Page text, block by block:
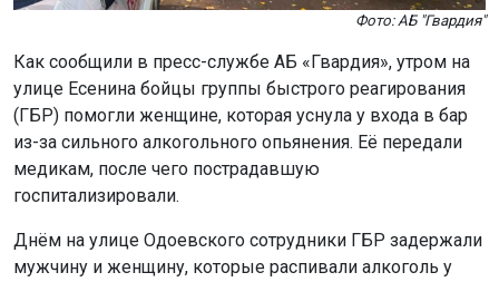
Фото: АБ "Гвардия"
Как сообщили в пресс-службе АБ «Гвардия», утром на
улице Есенина бойцы группы быстрого реагирования
(ГБР) помогли женщине, которая уснула у входа в бар
из-за сильного алкогольного опьянения. Её передали
медикам, после чего пострадавшую
госпитализировали.
Днём на улице Одоевского сотрудники ГБР задержали
мужчину и женщину, которые распивали алкоголь у